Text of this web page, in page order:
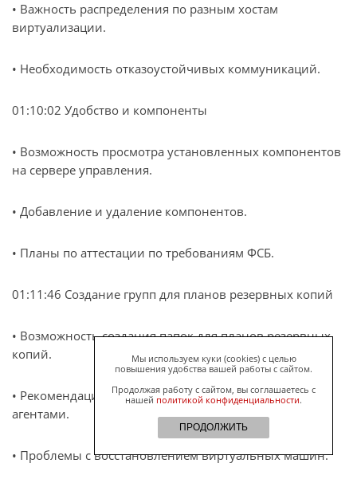
• Важность распределения по разным хостам
виртуализации.
• Необходимость отказоустойчивых коммуникаций.
01:10:02 Удобство и компоненты
• Возможность просмотра установленных компонентов
на сервере управления.
• Добавление и удаление компонентов.
• Планы по аттестации по требованиям ФСБ.
01:11:46 Создание групп для планов резервных копий
• Возможность создания папок для планов резервных
копий.
• Рекомендации по количеству виртуальных машин с
агентами.
• Проблемы с восстановлением виртуальных машин.
Мы используем куки (cookies) с целью
повышения удобства вашей работы с сайтом.
Продолжая работу с сайтом, вы соглашаетесь с
нашей политикой конфиденциальности.
ПРОДОЛЖИТЬ